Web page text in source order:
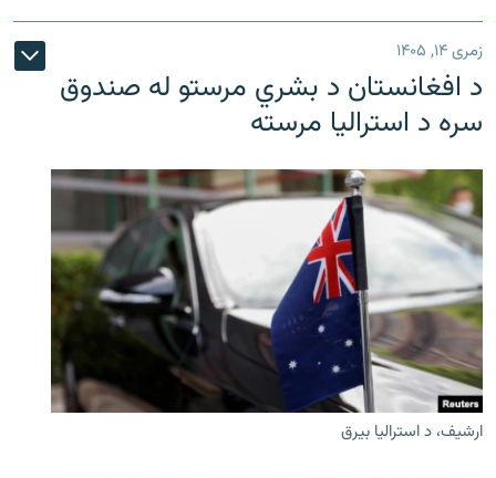
زمری ۱۴, ۱۴۰۵
د افغانستان د بشري مرستو له صندوق
سره د استرالیا مرسته
ارشیف، د استرالیا بیرق